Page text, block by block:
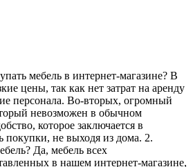
мебель в интернет-магазине? В
цены, так как нет затрат на аренду
персонала. Во-вторых, огромный
невозможен в обычном
которое заключается в
покупки, не выходя из дома. 2.
Да, мебель всех
в нашем интернет-магазине,